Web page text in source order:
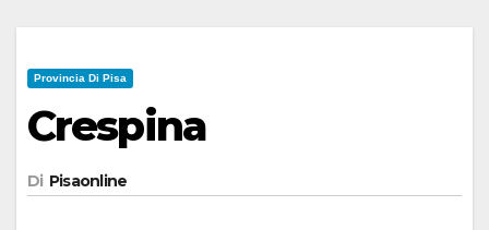
Provincia Di Pisa
Crespina
Di Pisaonline